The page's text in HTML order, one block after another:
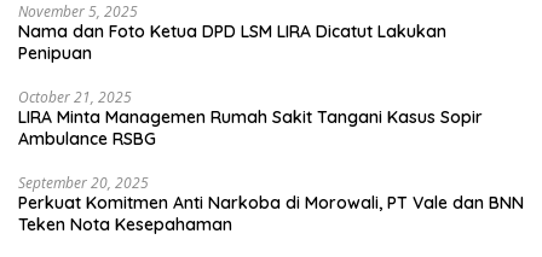
November 5, 2025
Nama dan Foto Ketua DPD LSM LIRA Dicatut Lakukan
Penipuan
October 21, 2025
LIRA Minta Managemen Rumah Sakit Tangani Kasus Sopir
Ambulance RSBG
September 20, 2025
Perkuat Komitmen Anti Narkoba di Morowali, PT Vale dan BNN
Teken Nota Kesepahaman